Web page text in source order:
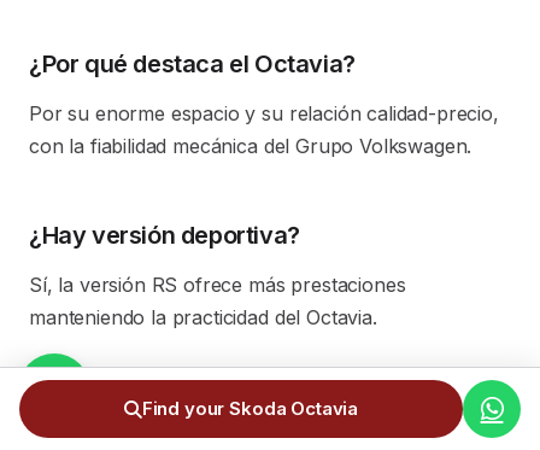
¿Por qué destaca el Octavia?
Por su enorme espacio y su relación calidad-precio,
con la fiabilidad mecánica del Grupo Volkswagen.
¿Hay versión deportiva?
Sí, la versión RS ofrece más prestaciones
manteniendo la practicidad del Octavia.
¿El precio incluye todos los gastos?
Find your Skoda Octavia